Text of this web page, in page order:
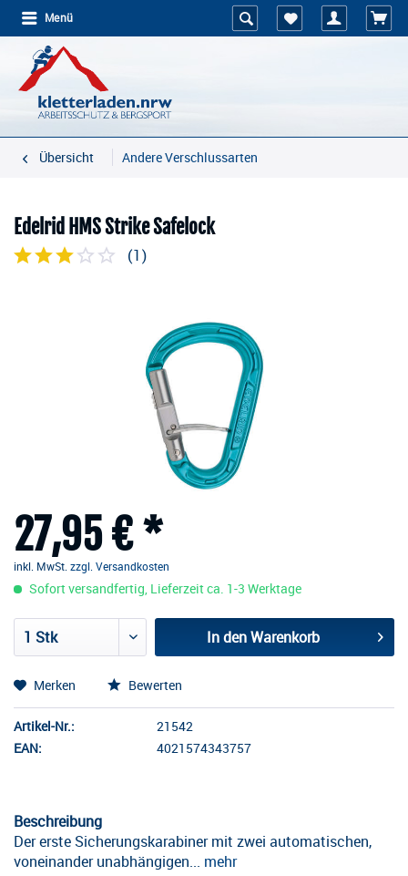
Menü
Übersicht Andere Verschlussarten
Edelrid HMS Strike Safelock
(1)
27,95 € *
inkl. MwSt. zzgl. Versandkosten
Sofort versandfertig, Lieferzeit ca. 1-3 Werktage
In denWarenkorb
Merken Bewerten
Artikel-Nr.:
21542
EAN:
4021574343757
Beschreibung
Der erste Sicherungskarabiner mit zwei automatischen,
voneinander unabhängigen... mehr